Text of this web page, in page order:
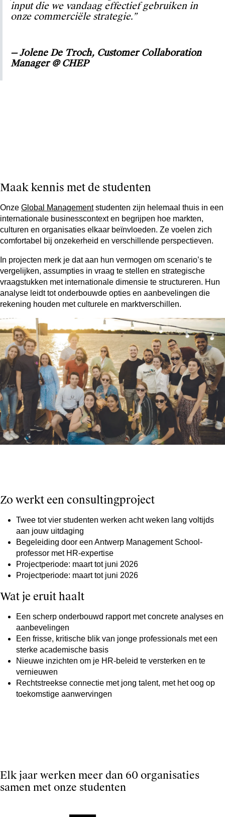
input die we vandaag effectief gebruiken in
onze commerciële strategie.”
— Jolene De Troch, Customer Collaboration
Manager @ CHEP
Maak kennis met de studenten
Onze Global Managementstudenten zijn helemaal thuis in een
internationale businesscontext en begrijpen hoe markten,
culturen en organisaties elkaar beïnvloeden. Ze voelen zich
comfortabel bij onzekerheid en verschillende perspectieven.
In projecten merk je dat aan hun vermogen om scenario’s te
vergelijken, assumpties in vraag te stellen en strategische
vraagstukken met internationale dimensie te structureren. Hun
analyse leidt tot onderbouwde opties en aanbevelingen die
rekening houden met culturele en marktverschillen.
Zo werkt een consultingproject
Twee tot vier studenten werken acht weken lang voltijds
aan jouw uitdaging​
Begeleiding door een Antwerp Management School-
professor met HR-expertise
Projectperiode: maart tot juni 2026
Projectperiode: maart tot juni 2026
Wat je eruit haalt
Een scherp onderbouwd rapport met concrete analyses en
aanbevelingen
Een frisse, kritische blik van jonge professionals met een
sterke academische basis
Nieuwe inzichten om je HR-beleid te versterken en te
vernieuwen
Rechtstreekse connectie met jong talent, met het oog op
toekomstige aanwervingen
Elk jaar werken meer dan 60 organisaties
samen met onze studenten